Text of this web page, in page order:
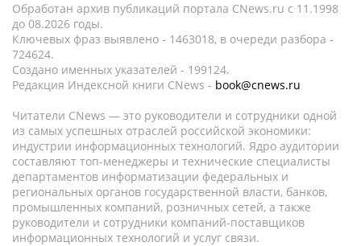
Обработан архив публикаций портала CNews.ru c 11.1998
до 08.2026 годы.
Ключевых фраз выявлено - 1463018, в очереди разбора -
724624.
Создано именных указателей - 199124.
Редакция Индексной книги CNews - book@cnews.ru
Читатели CNews — это руководители и сотрудники одной
из самых успешных отраслей российской экономики:
индустрии информационных технологий. Ядро аудитории
составляют топ-менеджеры и технические специалисты
департаментов информатизации федеральных и
региональных органов государственной власти, банков,
промышленных компаний, розничных сетей, а также
руководители и сотрудники компаний-поставщиков
информационных технологий и услуг связи.